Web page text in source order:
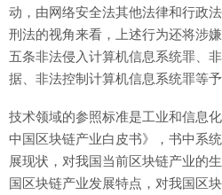
动，由网络安全法其他法律和行政
刑法的视角来看，上述行为还将涉
五条非法侵入计算机信息系统罪、
据、非法控制计算机信息系统罪等予
技术领域的参照标准是工业和信息
中国区块链产业白皮书》，书中系
展现状，对我国当前区块链产业的
国区块链产业发展特点，对我国区